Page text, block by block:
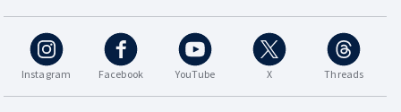
Instagram Facebook YouTube X Threads